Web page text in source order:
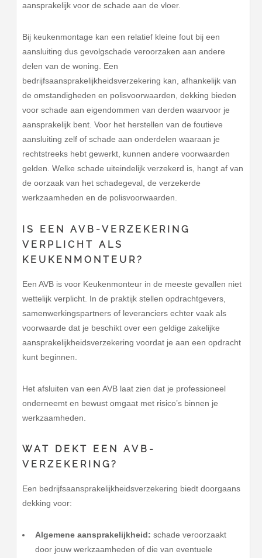
aansprakelijk voor de schade aan de vloer.
Bij keukenmontage kan een relatief kleine fout bij een
aansluiting dus gevolgschade veroorzaken aan andere
delen van de woning. Een
bedrijfsaansprakelijkheidsverzekering kan, afhankelijk van
de omstandigheden en polisvoorwaarden, dekking bieden
voor schade aan eigendommen van derden waarvoor je
aansprakelijk bent. Voor het herstellen van de foutieve
aansluiting zelf of schade aan onderdelen waaraan je
rechtstreeks hebt gewerkt, kunnen andere voorwaarden
gelden. Welke schade uiteindelijk verzekerd is, hangt af van
de oorzaak van het schadegeval, de verzekerde
werkzaamheden en de polisvoorwaarden.
IS EEN AVB-VERZEKERING
VERPLICHT ALS
KEUKENMONTEUR?
Een AVB is voor Keukenmonteur in de meeste gevallen niet
wettelijk verplicht. In de praktijk stellen opdrachtgevers,
samenwerkingspartners of leveranciers echter vaak als
voorwaarde dat je beschikt over een geldige zakelijke
aansprakelijkheidsverzekering voordat je aan een opdracht
kunt beginnen.
Het afsluiten van een AVB laat zien dat je professioneel
onderneemt en bewust omgaat met risico’s binnen je
werkzaamheden.
WAT DEKT EEN AVB-
VERZEKERING?
Een bedrijfsaansprakelijkheidsverzekering biedt doorgaans
dekking voor:
Algemene aansprakelijkheid: schade veroorzaakt
door jouw werkzaamheden of die van eventuele